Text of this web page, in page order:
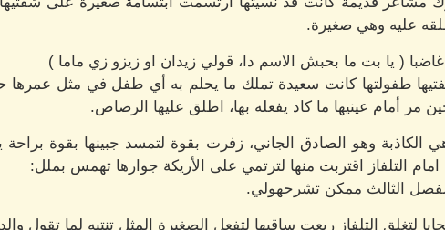
عليه وهي صغيرة.
( يا بت ما بحبش الاسم دا، قولي زيدان او زيزو زي ماما )
طفولتها كانت سعيدة تملك ما يحلم به أي طفل في مثل عمرها
مر أمام عينيها ما كاد يفعله بها، اطلق عليها الرصاص.
الكاذبة وهو الصادق الجاني، زفرت بقوة لتمسد جبينها بقوة براحة
التلفاز اقتربت منها لترتمي على الأريكة جوارها تهمس بملل:
الثالث ممكن تشرحهولي.
لتغلق التلفاز ربعت ساقيها لتفعل الصغيرة المثل تنتبه لما تقول